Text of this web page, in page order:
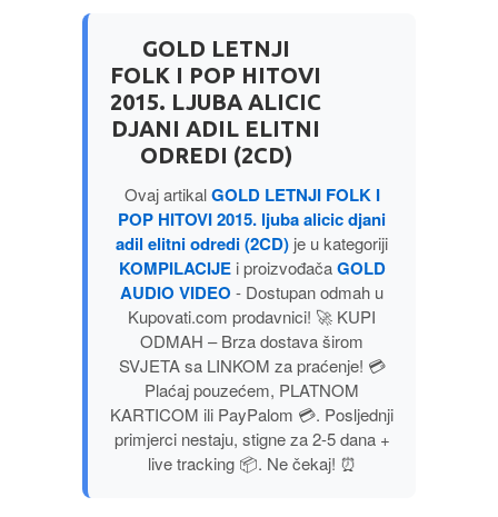
NAUKA
POEZIJA
POPULARNA PSIHOLOGIJA
PRIČE
PUBLICISTIKA
PUTOPISI
STRIP
GOLD LETNJI
FOLK I POP HITOVI
2015. LJUBA ALICIC
DJANI ADIL ELITNI
ODREDI (2CD)
Ovaj artikalGOLD LETNJI FOLK I
POP HITOVI 2015. ljuba alicic djani
adil elitni odredi (2CD) je u kategoriji
KOMPILACIJEi proizvođačaGOLD
AUDIO VIDEO - Dostupan odmah u
Kupovati.com prodavnici! 🚀 KUPI
ODMAH – Brza dostava širom
SVJETA sa LINKOM za praćenje! 💳
Plaćaj pouzećem, PLATNOM
KARTICOM ili PayPalom 💳. Posljednji
primjerci nestaju, stigne za 2-5 dana +
live tracking 📦. Ne čekaj! ⏰